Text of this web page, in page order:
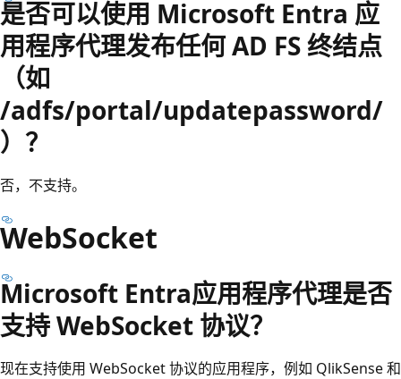
是否可以使用 Microsoft Entra 应
用程序代理发布任何 AD FS 终结点
（如
/adfs/portal/updatepassword/
）？
否，不支持。
WebSocket
Microsoft Entra应用程序代理是否
支持 WebSocket 协议？
现在支持使用 WebSocket 协议的应用程序，例如 QlikSense 和